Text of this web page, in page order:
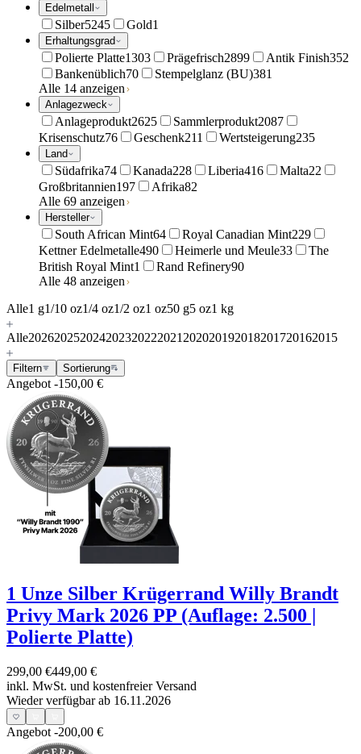
Edelmetall
Silber5245 Gold1
Erhaltungsgrad
Polierte Platte1303 Prägefrisch2899 Antik Finish352
Bankenüblich70 Stempelglanz (BU)381
Alle 14 anzeigen
Anlagezweck
Anlageprodukt2625 Sammlerprodukt2087
Krisenschutz76 Geschenk211 Wertsteigerung235
Land
Südafrika74 Kanada228 Liberia416 Malta22
Großbritannien197 Afrika82
Alle 69 anzeigen
Hersteller
South African Mint64 Royal Canadian Mint229
Kettner Edelmetalle490 Heimerle und Meule33
The
British Royal Mint1 Rand Refinery90
Alle 48 anzeigen
Alle1 g1/10 oz1/4 oz1/2 oz1 oz50 g5 oz1 kg
Alle202620252024202320222021 202020192018201720162015
Filtern Sortierung
Angebot -150,00 €
1 Unze Silber Krügerrand Willy Brandt
Privy Mark 2026 PP (Auflage: 2.500 |
Polierte Platte)
299,00 €449,00 €
inkl. MwSt. und kostenfreier Versand
Wieder verfügbar ab 16.11.2026
Angebot -200,00 €